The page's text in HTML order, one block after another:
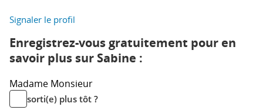
Signaler le profil
Enregistrez-vous gratuitement pour en
savoir plus sur Sabine :
Madame Monsieur
sorti(e) plus tôt ?